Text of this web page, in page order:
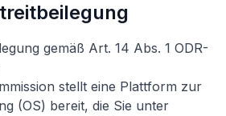
gemäß Art. 14 Abs. 1 ODR-
stellt eine Plattform zur
(OS) bereit, die Sie unter